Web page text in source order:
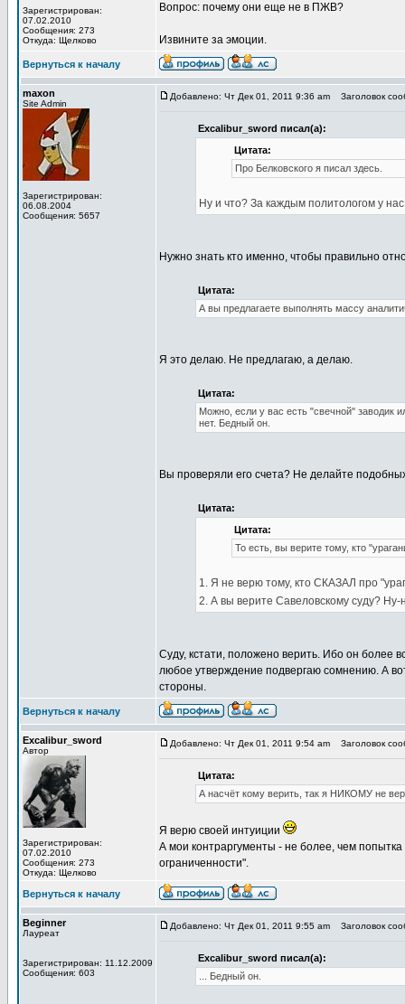
Зарегистрирован:
07.02.2010
Сообщения: 273
Откуда: Щелково
Вопрос: почему они еще не в ПЖВ?
Извините за эмоции.
Вернуться к началу
maxon
Site Admin
Зарегистрирован:
06.08.2004
Сообщения: 5657
Добавлено: Чт Дек 01, 2011 9:36 am Заголовок
Excalibur_sword писал(а):
Цитата:
Про Белковского я писал здесь.
Ну и что? За каждым политологом у нас
Нужно знать кто именно, чтобы правильно
Цитата:
А вы предлагаете выполнять массу
Я это делаю. Не предлагаю, а делаю.
Цитата:
Можно, если у вас есть "свечной" заводик
нет. Бедный он.
Вы проверяли его счета? Не делайте
Цитата:
Цитата:
То есть, вы верите тому, кто
1. Я не верю тому, кто СКАЗАЛ про
2. А вы верите Савеловскому суду? Ну-
Суду, кстати, положено верить. Ибо он более
любое утверждение подвергаю сомнению. А
стороны.
Вернуться к началу
Excalibur_sword
Автор
Зарегистрирован:
07.02.2010
Сообщения: 273
Откуда: Щелково
Добавлено: Чт Дек 01, 2011 9:54 am Заголовок
Цитата:
А насчёт кому верить, так я НИКОМУ не
Я верю своей интуиции
А мои контраргументы - не более, чем
ограниченности".
Вернуться к началу
Beginner
Лауреат
Зарегистрирован: 11.12.2009
Сообщения: 603
Добавлено: Чт Дек 01, 2011 9:55 am Заголовок
Excalibur_sword писал(а):
... Бедный он.